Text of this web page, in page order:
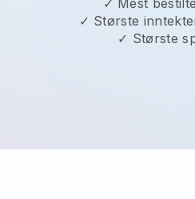
✓ Største
✓ Største